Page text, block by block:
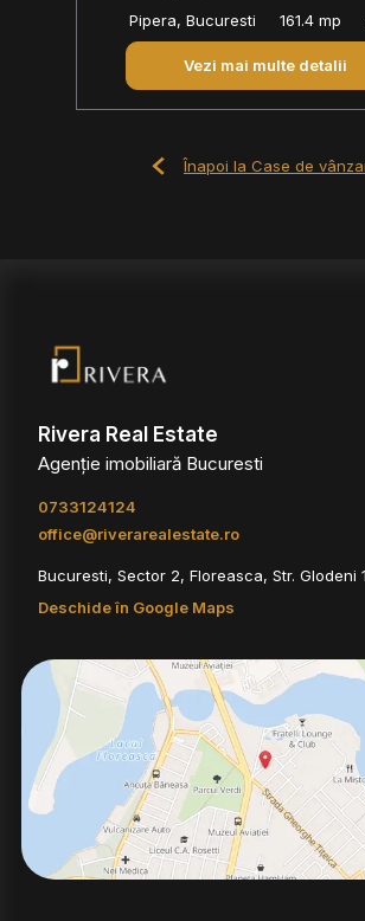
Pipera, Bucuresti
161.4 mp
Vezi mai multe detalii
Înapoi la Case de
Rivera Real Estate
Agenție imobiliară Bucuresti
0733124124
office@riverarealestate.ro
Bucuresti, Sector 2, Floreasca, Str. Glodeni
Deschide în Google Maps